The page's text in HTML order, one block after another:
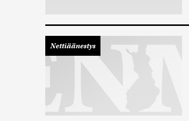
Nettiäänestys